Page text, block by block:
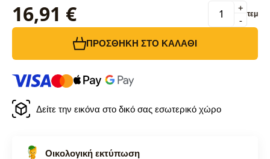
16,91 € -
+ τεμ
ΠΡΟΣΘΉΚΗ ΣΤΟ ΚΑΛΆΘΙ
Δείτε την εικόνα στο δικό σας εσωτερικό χώρο
Οικολογική εκτύπωση